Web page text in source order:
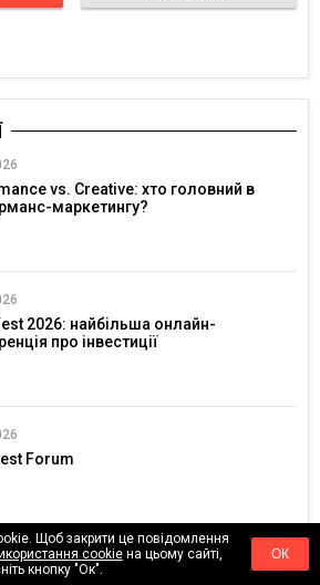
vs. Creative: хто головний в
маркетингу?
2026: найбільша онлайн-
про інвестиції
Forum
Щоб закрити це повідомлення
cookieна цьому сайті,
кнопку "Ок".
ОК